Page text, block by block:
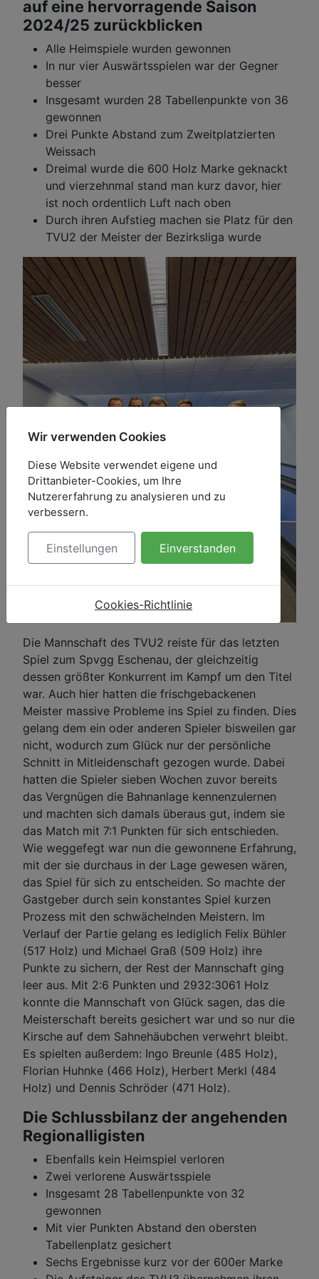
auf eine hervorragende Saison
2024/25 zurückblicken
Alle Heimspiele wurden gewonnen
In nur vier Auswärtsspielen war der Gegner
besser
Insgesamt wurden 28 Tabellenpunkte von 36
gewonnen
Drei Punkte Abstand zum Zweitplatzierten
Weissach
Dreimal wurde die 600 Holz Marke geknackt
und vierzehnmal stand man kurz davor, hier
ist noch ordentlich Luft nach oben
Durch ihren Aufstieg machen sie Platz für den
TVU2 der Meister der Bezirksliga wurde
Die Mannschaft des TVU2 reiste für das letzten
Spiel zum Spvgg Eschenau, der gleichzeitig
dessen größter Konkurrent im Kampf um den Titel
war. Auch hier hatten die frischgebackenen
Meister massive Probleme ins Spiel zu finden. Dies
gelang dem ein oder anderen Spieler bisweilen gar
nicht, wodurch zum Glück nur der persönliche
Schnitt in Mitleidenschaft gezogen wurde. Dabei
hatten die Spieler sieben Wochen zuvor bereits
das Vergnügen die Bahnanlage kennenzulernen
und machten sich damals überaus gut, indem sie
das Match mit 7:1 Punkten für sich entschieden.
Wie weggefegt war nun die gewonnene Erfahrung,
mit der sie durchaus in der Lage gewesen wären,
das Spiel für sich zu entscheiden. So machte der
Gastgeber durch sein konstantes Spiel kurzen
Prozess mit den schwächelnden Meistern. Im
Verlauf der Partie gelang es lediglich Felix Bühler
(517 Holz) und Michael Graß (509 Holz) ihre
Punkte zu sichern, der Rest der Mannschaft ging
leer aus. Mit 2:6 Punkten und 2932:3061 Holz
konnte die Mannschaft von Glück sagen, das die
Meisterschaft bereits gesichert war und so nur die
Kirsche auf dem Sahnehäubchen verwehrt bleibt.
Es spielten außerdem: Ingo Breunle (485 Holz),
Florian Huhnke (466 Holz), Herbert Merkl (484
Holz) und Dennis Schröder (471 Holz).
Die Schlussbilanz der angehenden
Regionalligisten
Ebenfalls kein Heimspiel verloren
Zwei verlorene Auswärtsspiele
Insgesamt 28 Tabellenpunkte von 32
gewonnen
Mit vier Punkten Abstand den obersten
Tabellenplatz gesichert
Sechs Ergebnisse kurz vor der 600er Marke
Wir verwenden Cookies
Diese Website verwendet eigene und
Drittanbieter-Cookies, um Ihre
Nutzererfahrung zu analysieren und zu
verbessern.
Einstellungen Einverstanden
Cookies-Richtlinie